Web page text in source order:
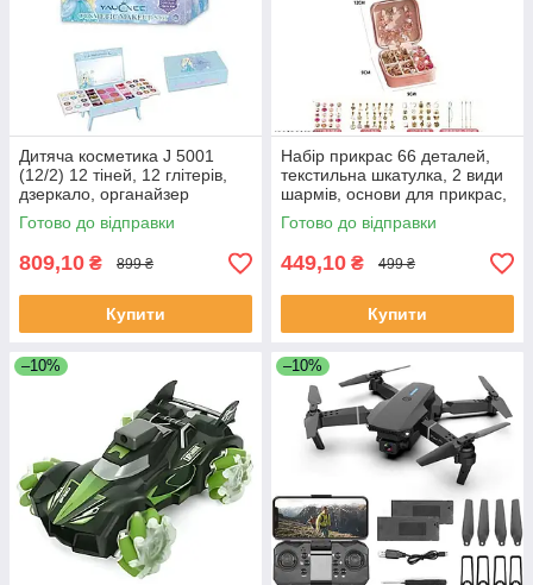
Дитяча косметика J 5001
(12/2) 12 тіней, 12 глітерів,
дзеркало, органайзер
Готово до відправки
809,10 ₴ 899 ₴
Купити
Набір прикрас 66 деталей,
текстильна шкатулка, 2 види
шармів, основи для прикрас,
металеві підвіски, 5568-4А
Готово до відправки
449,10 ₴ 499 ₴
Купити
–10% –10%